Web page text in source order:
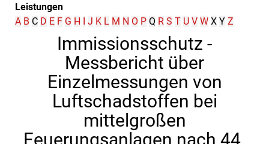
Leistungen
A B C D E F G H I J K L M N O P Q R S T U V W X Y Z
Immissionsschutz -
Messbericht über
Einzelmessungen von
Luftschadstoffen bei
mittelgroßen
Feuerungsanlagen nach 44.